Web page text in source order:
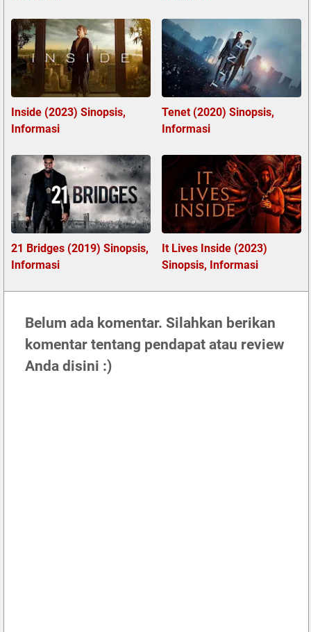
Inside (2023) Sinopsis,
Informasi
Tenet (2020) Sinopsis,
Informasi
21 Bridges (2019) Sinopsis,
Informasi
It Lives Inside (2023)
Sinopsis, Informasi
Belum ada komentar. Silahkan berikan
komentar tentang pendapat atau review
Anda disini :)